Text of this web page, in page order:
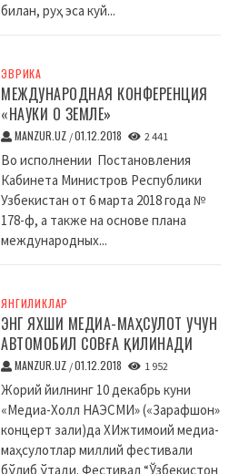
билан, руҳ эса куй...
ЭВРИКА
МЕЖДУНАРОДНАЯ КОНФЕРЕНЦИЯ
«НАУКИ О ЗЕМЛЕ»
MANZUR.UZ /01.12.2018 2 441
Во исполнении Постановления
Кабинета Министров Республики
Узбекистан от 6 марта 2018 года №
178-ф, а также на основе плана
международных...
ЯНГИЛИКЛАР
ЭНГ ЯХШИ МЕДИА-МАҲСУЛОТ УЧУН
АВТОМОБИЛ СОВҒА ҚИЛИНАДИ
MANZUR.UZ /01.12.2018 1 952
Жорий йилнинг 10 декабрь куни
«Медиа-Холл НАЭСМИ» («Зарафшон»
концерт зали)да XИжтимоий медиа-
маҳсулотлар миллий фестивали
бўлиб ўтади. Фестивал “Ўзбекистон